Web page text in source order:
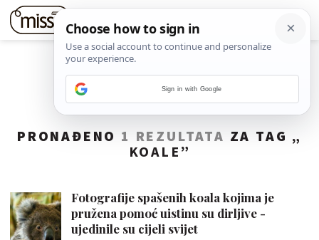
PRONAĐENO 1 REZULTATA ZA TAG „
KOALE ”
Fotografije spašenih koala kojima je
pružena pomoć uistinu su dirljive -
ujedinile su cijeli svijet
Sign in with Google